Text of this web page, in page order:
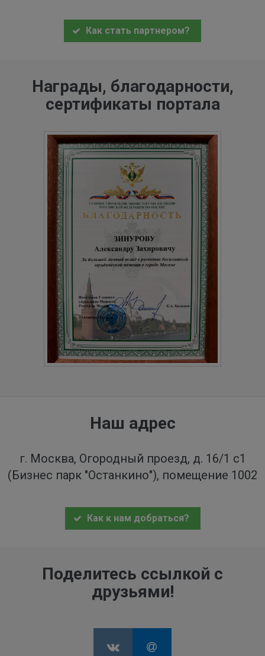
Как стать партнером?
Награды, благодарности,
сертификаты портала
Наш адрес
г. Москва, Огородный проезд, д. 16/1 с1
(Бизнес парк "Останкино"), помещение 1002
Как к нам добраться?
Поделитесь ссылкой с
друзьями!